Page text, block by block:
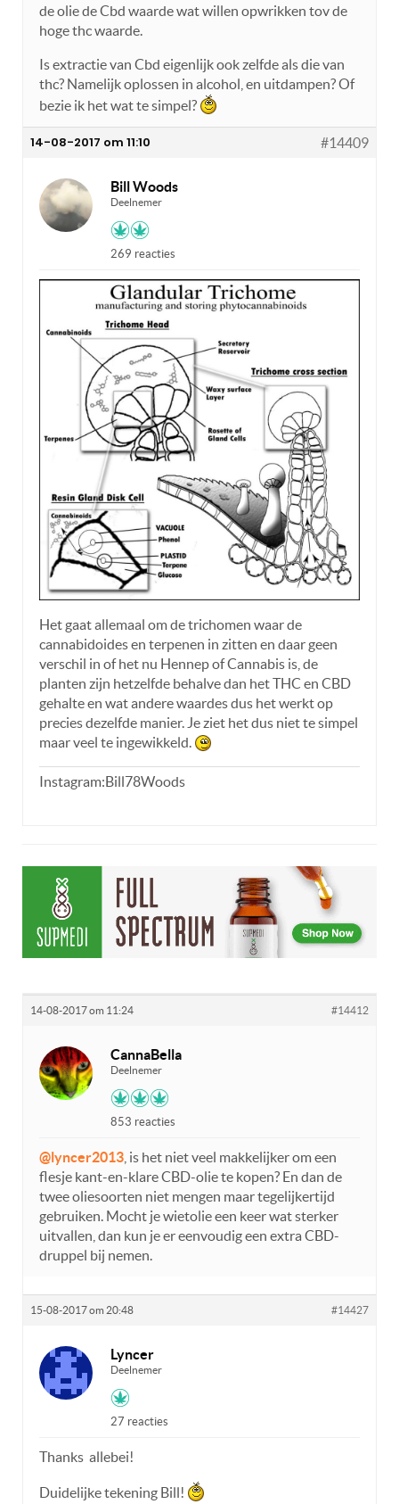
de olie de Cbd waarde wat willen opwrikken tov de
hoge thc waarde.
Is extractie van Cbd eigenlijk ook zelfde als die van
thc? Namelijk oplossen in alcohol, en uitdampen? Of
bezie ik het wat te simpel?
14-08-2017 om 11:10 #14409
Bill Woods
Deelnemer
269 reacties
Het gaat allemaal om de trichomen waar de
cannabidoides en terpenen in zitten en daar geen
verschil in of het nu Hennep of Cannabis is, de
planten zijn hetzelfde behalve dan het THC en CBD
gehalte en wat andere waardes dus het werkt op
precies dezelfde manier. Je ziet het dus niet te simpel
maar veel te ingewikkeld.
Instagram:Bill78Woods
14-08-2017 om 11:24 #14412
CannaBella
Deelnemer
853 reacties
@lyncer2013 , is het niet veel makkelijker om een
flesje kant-en-klare CBD-olie te kopen? En dan de
twee oliesoorten niet mengen maar tegelijkertijd
gebruiken. Mocht je wietolie een keer wat sterker
uitvallen, dan kun je er eenvoudig een extra CBD-
druppel bij nemen.
15-08-2017 om 20:48 #14427
Lyncer
Deelnemer
27 reacties
Thanks allebei!
Duidelijke tekening Bill!